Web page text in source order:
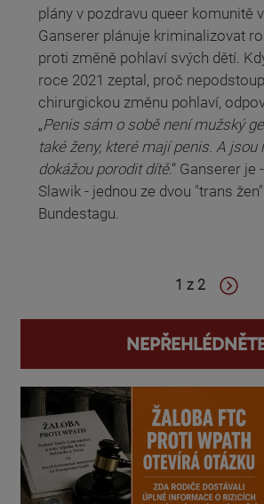
plány v pozdravu queer komunitě
Ganserer plánuje kriminalizovat
proti změně pohlaví svých dětí.
roce 2021 zeptal, proč
chirurgickou změnu pohlaví,
„Penis sám o sobě není mužský
také ženy, které mají penis. A jsou
dokážou porodit dítě.“ Ganserer je
Slawik - jednou ze dvou "trans
Bundestagu.
1 z 2